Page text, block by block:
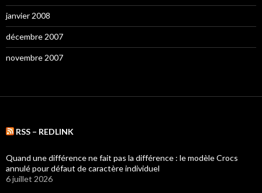
janvier 2008
décembre 2007
novembre 2007
RSS – REDLINK
Quand une différence ne fait pas la différence : le modèle Crocs
annulé pour défaut de caractère individuel
6 juillet 2026